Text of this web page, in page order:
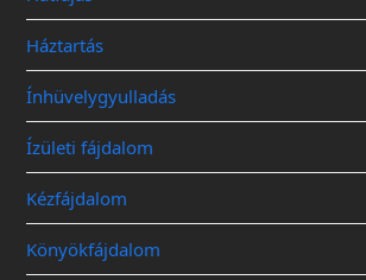
Háztartás
Ínhüvelygyulladás
Ízületi fájdalom
Kézfájdalom
Könyökfájdalom